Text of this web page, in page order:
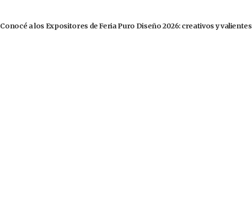
Conocé a los Expositores de Feria Puro Diseño 2026: creativos y valientes